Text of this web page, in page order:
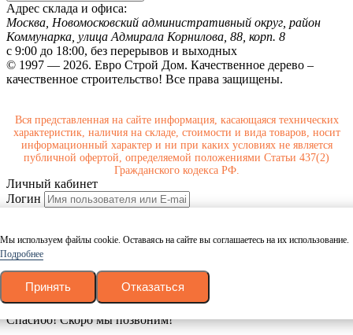
Адрес склада и офиса:
Москва, Новомосковский административный округ, район
Коммунарка, улица Адмирала Корнилова, 88, корп. 8
с 9:00 до 18:00, без перерывов и выходных
© 1997 — 2026. Евро Строй Дом. Качественное дерево –
качественное строительство! Все права защищены.
Вся представленная на сайте информация, касающаяся технических
характеристик, наличия на складе, стоимости и вида товаров, носит
информационный характер и ни при каких условиях не является
публичной офертой, определяемой положениями Статьи 437(2)
Гражданского кодекса РФ.
Личный кабинет
Логин
соответствие сполитикой конфиденциальности.Согласие на
обработку
или зарегистрироваться
Спасибо! Скоро мы позвоним!
Мы используем файлы cookie. Оставаясь на сайте вы соглашаетесь на их использование.
Подробнее
Принять Отказаться